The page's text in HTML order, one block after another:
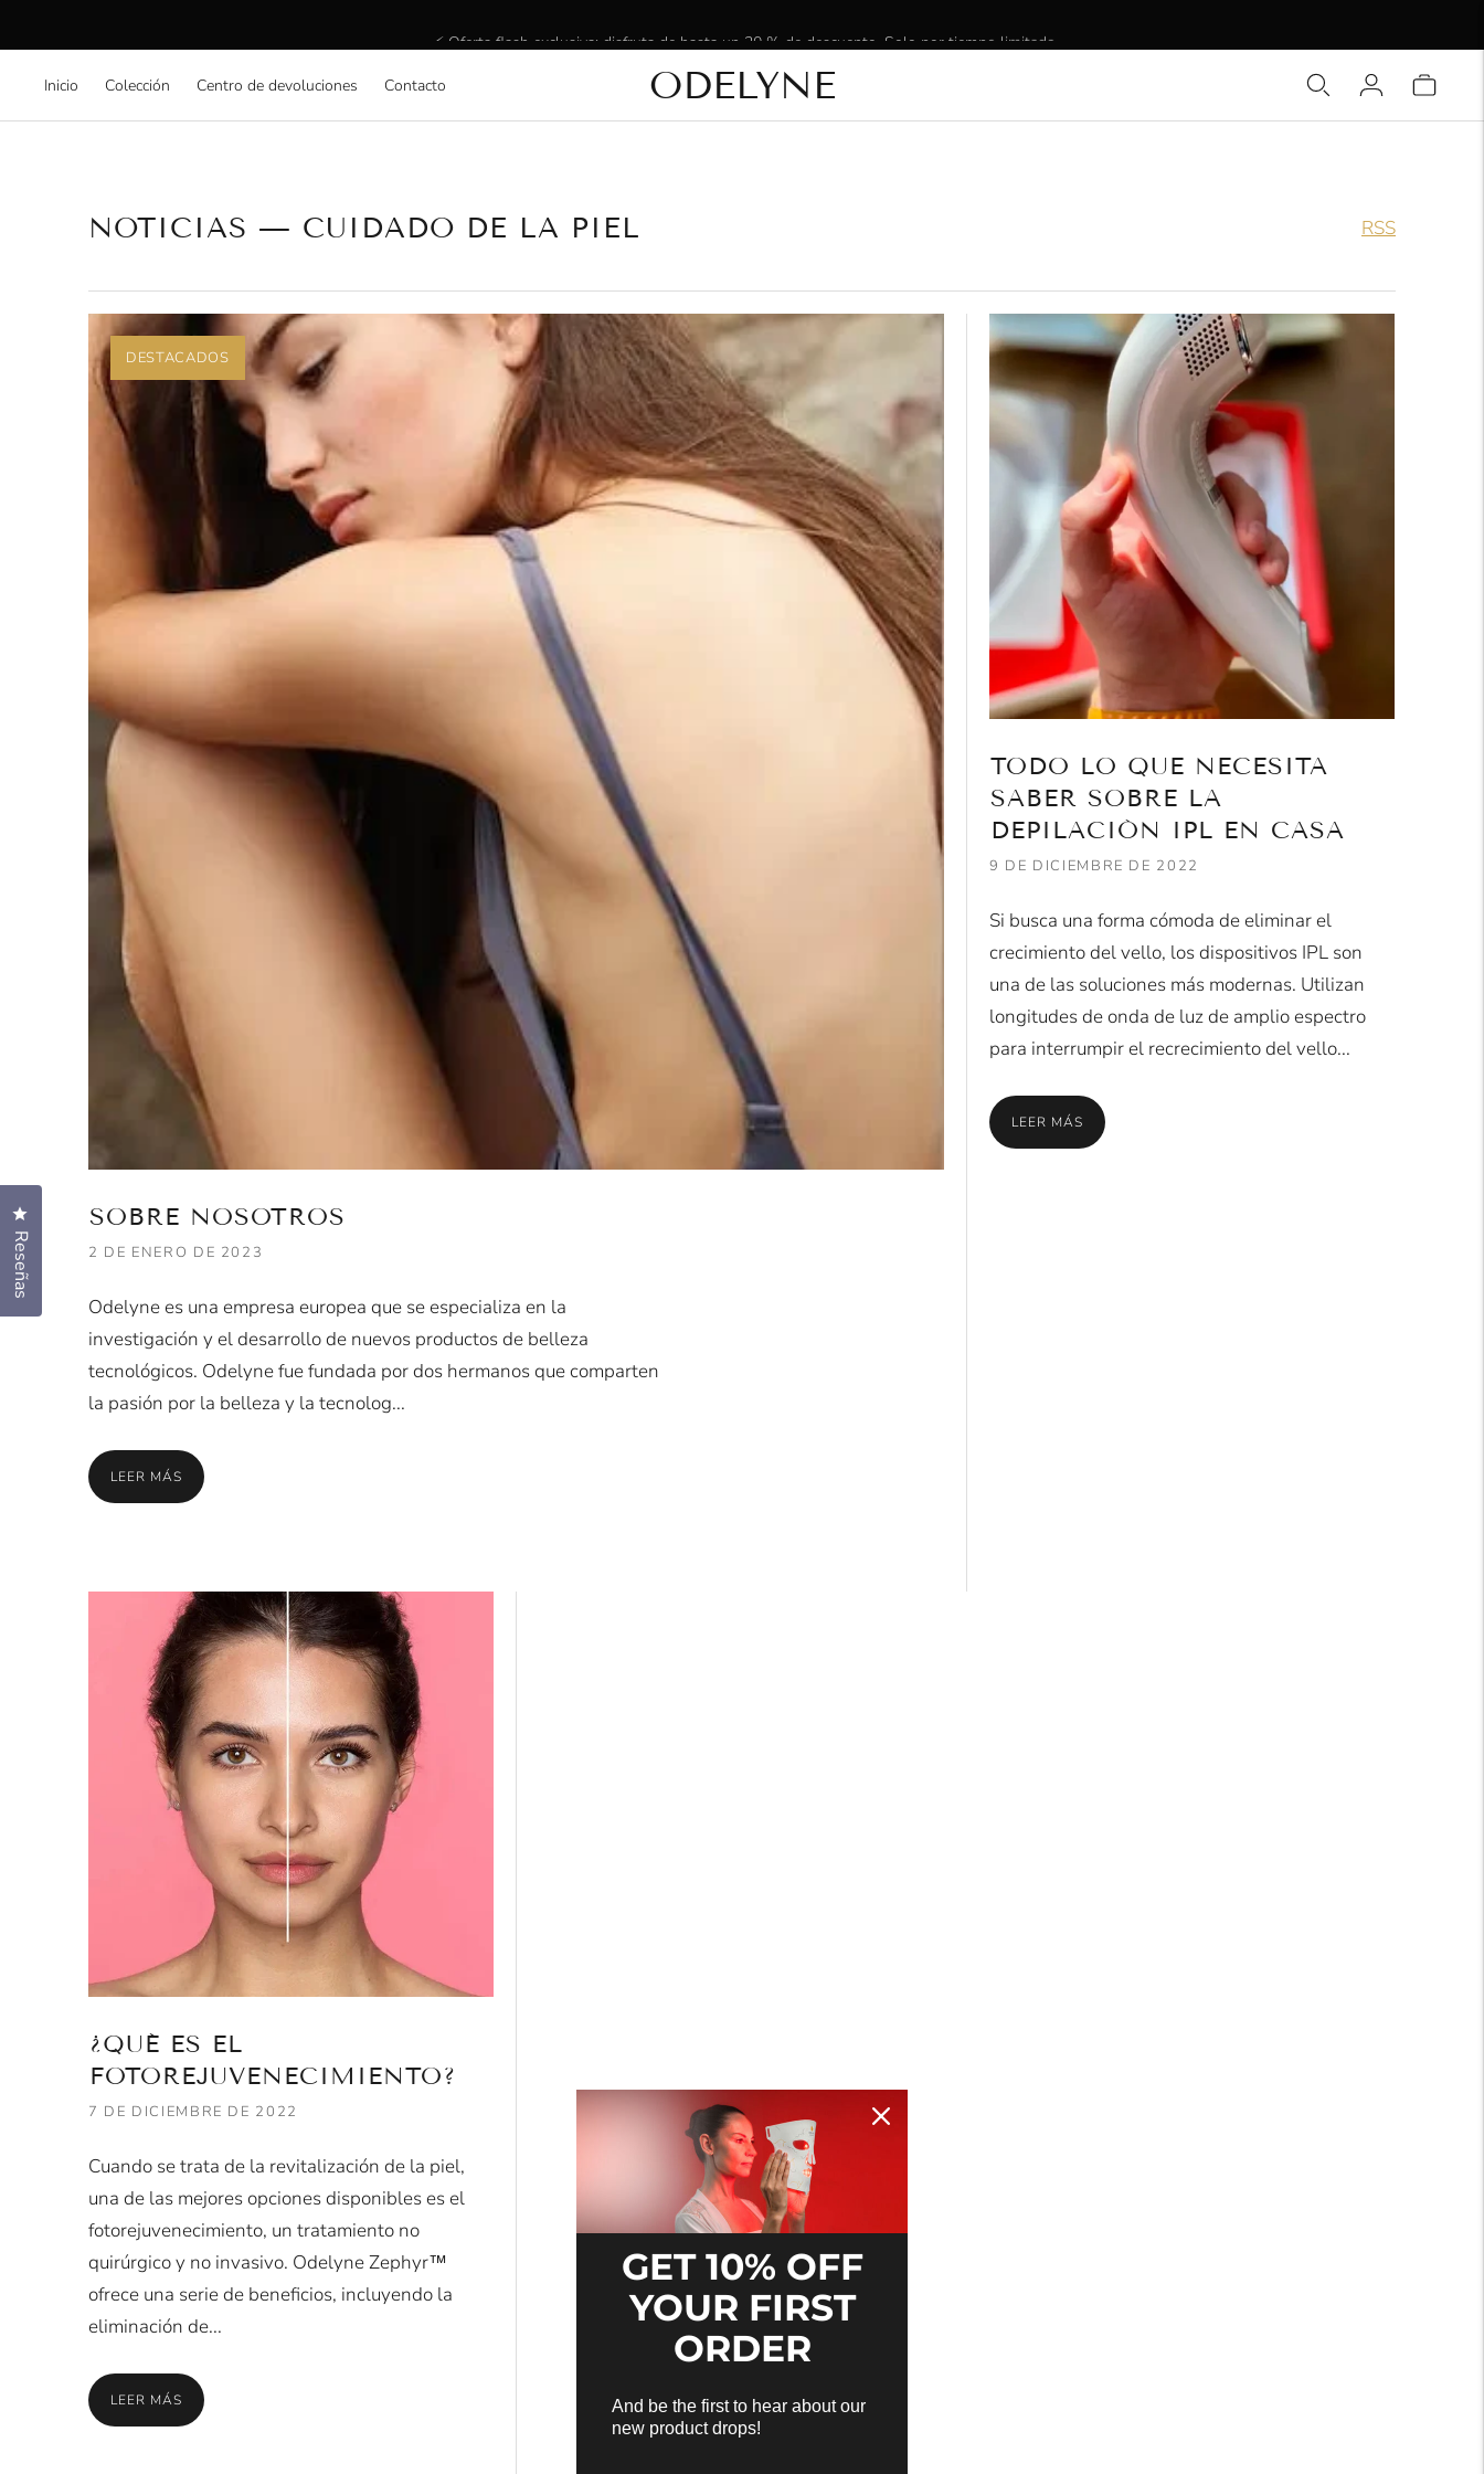
✨ ¡Más de 15 000 clientes radiantes! ¡Gracias por estar con nosotros!
Inicio Colección Centro de devoluciones Contacto ODELYNE
NOTICIAS — CUIDADO DE LA PIEL RSS
DESTACADOS
SOBRE NOSOTROS
2 DE ENERO DE 2023
Odelyne es una empresa europea que se especializa en la
investigación y el desarrollo de nuevos productos de belleza
tecnológicos. Odelyne fue fundada por dos hermanos que comparten
la pasión por la belleza y la tecnolog...
LEER MÁS
TODO LO QUE NECESITA
SABER SOBRE LA
DEPILACIÓN IPL EN CASA
9 DE DICIEMBRE DE 2022
Si busca una forma cómoda de eliminar el
crecimiento del vello, los dispositivos IPL son
una de las soluciones más modernas. Utilizan
longitudes de onda de luz de amplio espectro
para interrumpir el recrecimiento del vello...
LEER MÁS
¿QUÉ ES EL
FOTOREJUVENECIMIENTO?
7 DE DICIEMBRE DE 2022
Cuando se trata de la revitalización de la piel,
una de las mejores opciones disponibles es el
fotorejuvenecimiento, un tratamiento no
quirúrgico y no invasivo. Odelyne Zephyr™
ofrece una serie de beneficios, incluyendo la
eliminación de...
LEER MÁS
Reseñas
Haz clic para abrir el cuadro de diálogo de reseñas
GET 10% OFF
YOUR FIRST
ORDER
And be the first to hear about our
new product drops!